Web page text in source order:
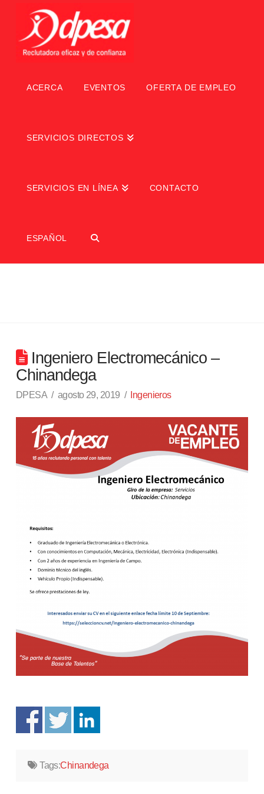
ACERCA EVENTOS OFERTA DE EMPLEO
SERVICIOS DIRECTOS
SERVICIOS EN LÍNEA CONTACTO
ESPAÑOL
Ingeniero Electromecánico –
Chinandega
DPESA agosto 29, 2019 Ingenieros
Tags:Chinandega